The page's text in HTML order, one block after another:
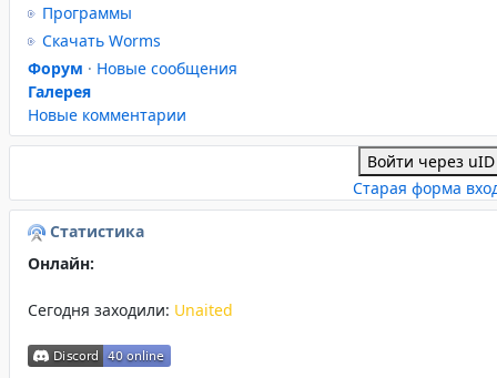
Программы
Скачать Worms
Форум · Новые сообщения
Галерея
Новые комментарии
Войти через uID
Старая форма
Статистика
Онлайн:
Сегодня заходили: Unaited